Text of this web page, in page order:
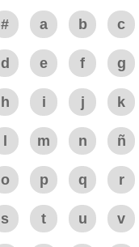
# a b c
d e f g
h i j k
m n ñ
o p q r
s t u v